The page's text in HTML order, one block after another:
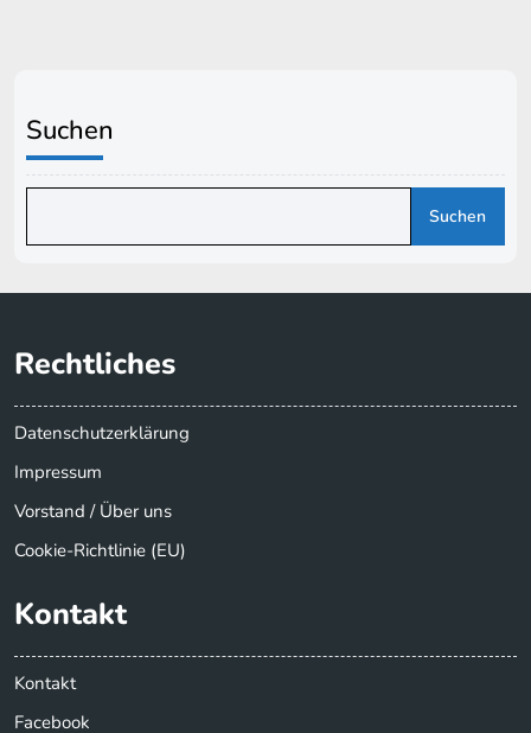
Suchen
Suchen
Rechtliches
Datenschutzerklärung
Impressum
Vorstand / Über uns
Cookie-Richtlinie (EU)
Kontakt
Kontakt
Facebook